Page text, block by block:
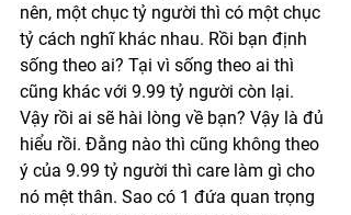
nên, một chục tỷ người thì có một chục
tỷ cách nghĩ khác nhau. Rồi bạn định
sống theo ai? Tại vì sống theo ai thì
cũng khác với 9.99 tỷ người còn lại.
Vậy rồi ai sẽ hài lòng về bạn? Vậy là đủ
hiểu rồi. Đằng nào thì cũng không theo
ý của 9.99 tỷ người thì care làm gì cho
nó mệt thân. Sao có 1 đứa quan trọng